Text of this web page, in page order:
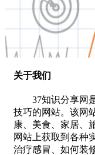
关于我们
37知识分享网
技巧的网站。该网
康、美食、家居、
网站上获取到各种
治疗感冒、如何装